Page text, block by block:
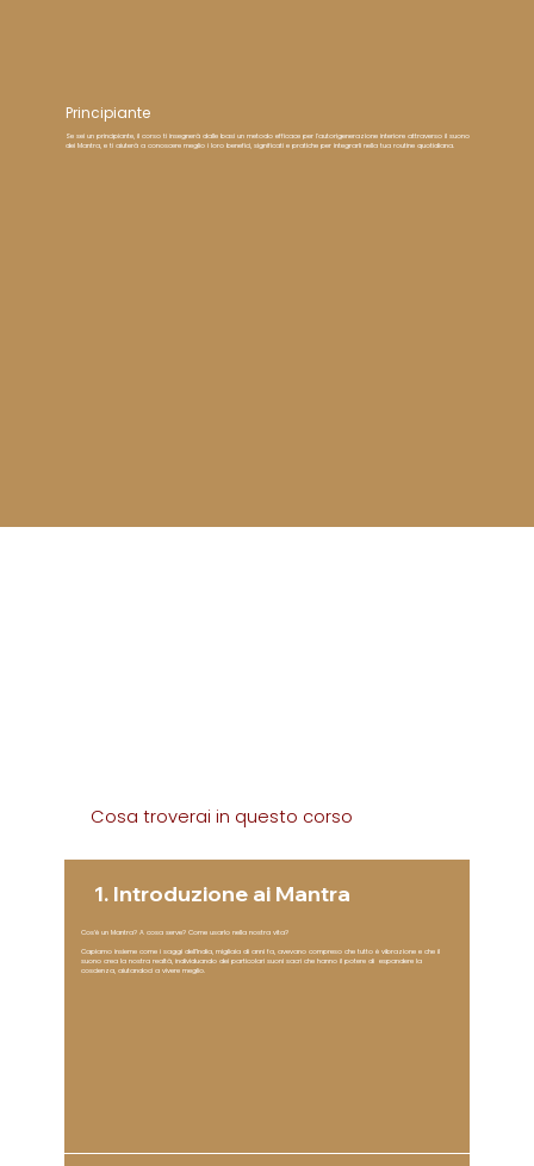
Principiante
Se sei un principiante, il corso ti insegnerà dalle basi un metodo efficace per l'autorigenerazione interiore attraverso il suono
dei Mantra, e ti aiuterà a conoscere meglio i loro benefici, significati e pratiche per integrarli nella tua routine quotidiana.
Cosa troverai in questo corso
1. Introduzione ai Mantra
Cos’è un Mantra? A cosa serve? Come usarlo nella nostra vita?
Capiamo insieme come i saggi dell’India, migliaia di anni fa, avevano compreso che tutto è vibrazione e che il
suono crea la nostra realtà, individuando dei particolari suoni sacri che hanno il potere di espandere la
coscienza, aiutandoci a vivere meglio.